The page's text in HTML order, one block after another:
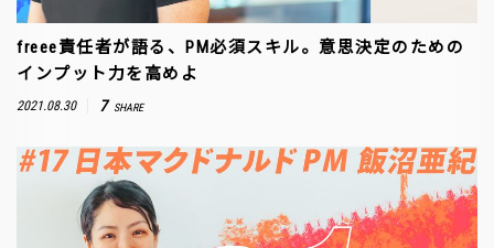
freee責任者が語る、PM必須スキル。意思決定のための
インプット力を高めよ
2021.08.30 7 SHARE